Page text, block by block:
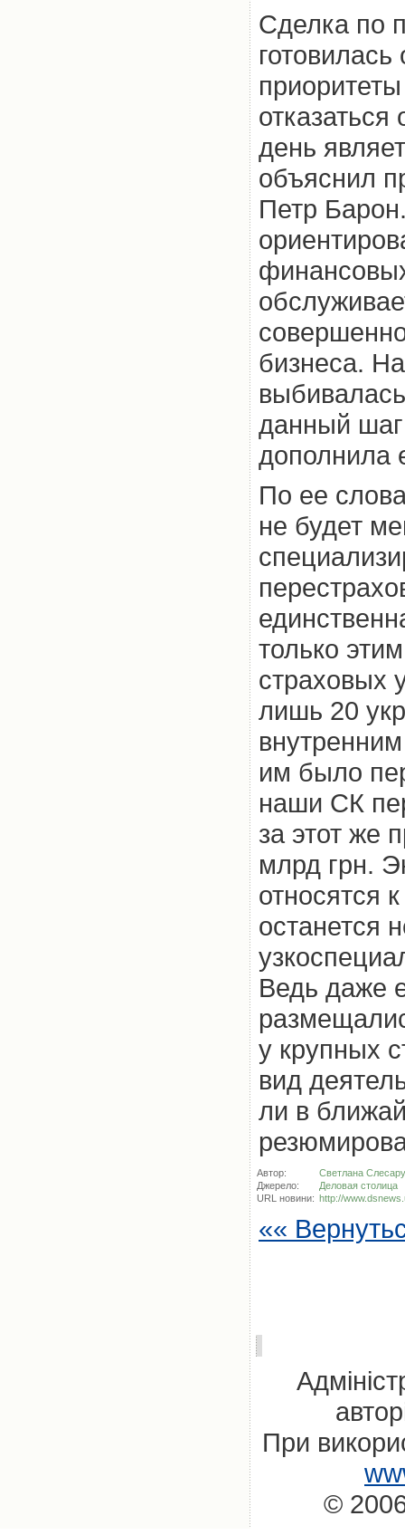
Сделка по
день
объяснил
Петр
бизнеса.
данный
дополнила
По ее
не будет
только
страховых
лишь 20
им было
наши СК
за этот же
млрд грн.
относятся
останется
Ведь даже
у крупных
вид
ли в
Автор:
Светлана
Джерело:
Деловая столица
URL новини: http://
««
При
©